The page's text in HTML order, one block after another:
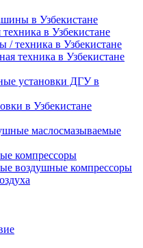
в Узбекистане
в Узбекистане
техника в Узбекистане
техника в Узбекистане
установки ДГУ в
в Узбекистане
маслосмазываемые
компрессоры
воздушные компрессоры